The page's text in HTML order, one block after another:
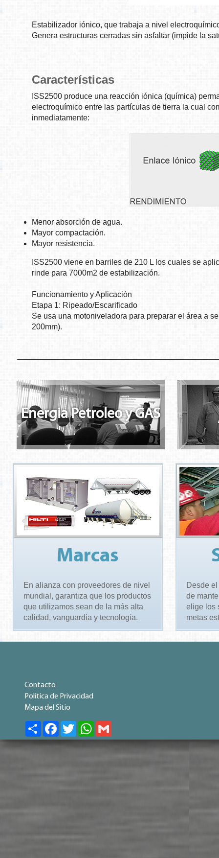
Estabilizador iónico, que trabaja a nivel
Genera estructuras cerradas sin asfaltar (impide la
Características
ISS2500 produce una reacción iónica (química)
electroquímico entre las partículas de tierra la cual
inmediatamente:
Menor absorción de agua.
Mayor compactación.
Mayor resistencia.
ISS2500 viene en barriles de 210 L los cuales se
rinde para 7000m2 de estabilización.
Funcionamiento y Aplicación
Etapa 1: Ripeado/Escarificado
Se usa una motoniveladora para preparar el área a
200mm).
Energia Petroleo y GAS
Marcas
En alianza con proveedores de nivel
mundial, garantiza que los productos
que utilizamos sean de la más alta
calidad, vanguardia y tecnología.
Desde
de
elige los
metas
Contacto
Política de Privacidad
Mapa del Sitio
Share FacebookTwitterWhatsApp